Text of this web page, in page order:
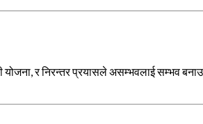
योजना, र निरन्तर प्रयासले असम्भवलाई सम्भव